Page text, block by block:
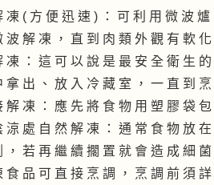
凍 ( 方 便 迅 速 ) ： 可 利 用 微 波
波 解 凍 ， 直 到 肉 類 外 觀 有 軟 化
凍 ： 這 可 以 說 是 最 安 全 衛 生
拿 出 、 放 入 冷 藏 室 ， 一 直 到
解 凍 ： 應 先 將 食 物 用 塑 膠 袋
涼 處 自 然 解 凍 ： 通 常 食 物 放
， 若 再 繼 續 擱 置 就 會 造 成 細
食 品 可 直 接 烹 調 ， 烹 調 前 須